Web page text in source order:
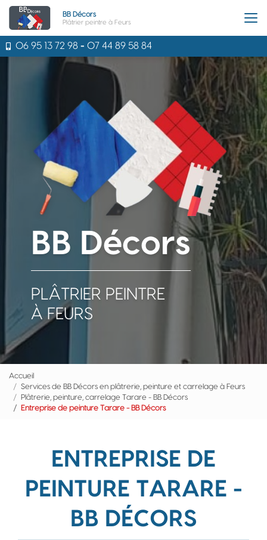
Aller
contenu
06 95 13 72 98 -07 44 89 58 84
BB Décors
Plâtrier peintre à Feurs
BB Décors
PLÂTRIER PEINTRE
À FEURS
Accueil
Services de BB Décors en plâtrerie, peinture et carrelage à Feurs
Plâtrerie, peinture, carrelage Tarare - BB Décors
Entreprise de peinture Tarare - BB Décors
ENTREPRISE DE
PEINTURE TARARE -
BB DÉCORS